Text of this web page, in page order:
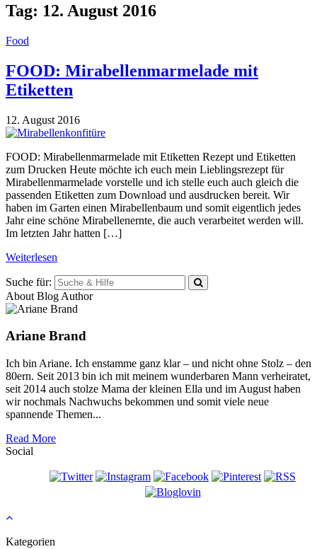
Tag: 12. August 2016
Food
FOOD: Mirabellenmarmelade mit
Etiketten
12. August 2016
FOOD: Mirabellenmarmelade mit Etiketten Rezept und Etiketten
zum Drucken Heute möchte ich euch mein Lieblingsrezept für
Mirabellenmarmelade vorstelle und ich stelle euch auch gleich die
passenden Etiketten zum Download und ausdrucken bereit. Wir
haben im Garten einen Mirabellenbaum und somit eigentlich jedes
Jahr eine schöne Mirabellenernte, die auch verarbeitet werden will.
Im letzten Jahr hatten […]
Weiterlesen
Suche für:
About Blog Author
Ariane Brand
Ich bin Ariane. Ich enstamme ganz klar – und nicht ohne Stolz – den
80ern. Seit 2013 bin ich mit meinem wunderbaren Mann verheiratet,
seit 2014 auch stolze Mama der kleinen Ella und im August haben
wir nochmals Nachwuchs bekommen und somit viele neue
spannende Themen...
Read More
Social
Kategorien